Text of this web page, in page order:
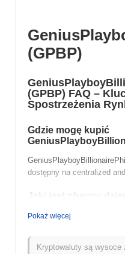
(GPBP)
(GPBP) FAQ –
Spostrzeżenia
Gdzie mogę kupić
dostępny na centralized
Jaki jest obecny
Pokaż więcej
Kryptowaluty są